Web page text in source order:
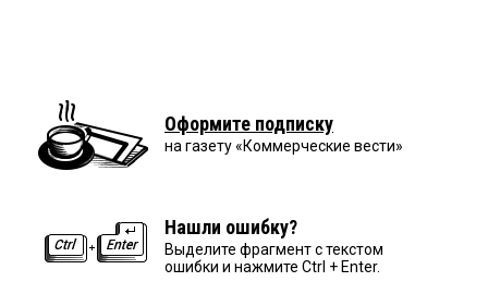
Оформите подписку
на газету «Коммерческие вести»
Нашли ошибку?
Выделите фрагмент с текстом
ошибки и нажмите Ctrl + Enter.